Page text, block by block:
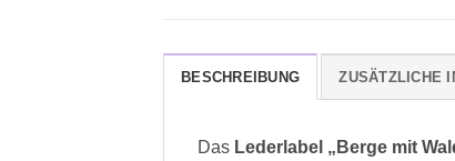
BESCHREIBUNG ZUSÄTZLICHE
Das Lederlabel „Berge mit